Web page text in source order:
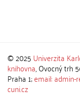
© 2025 Univerzita
knihovna, Ovocný trh
Praha 1;email: admin-
cuni.cz